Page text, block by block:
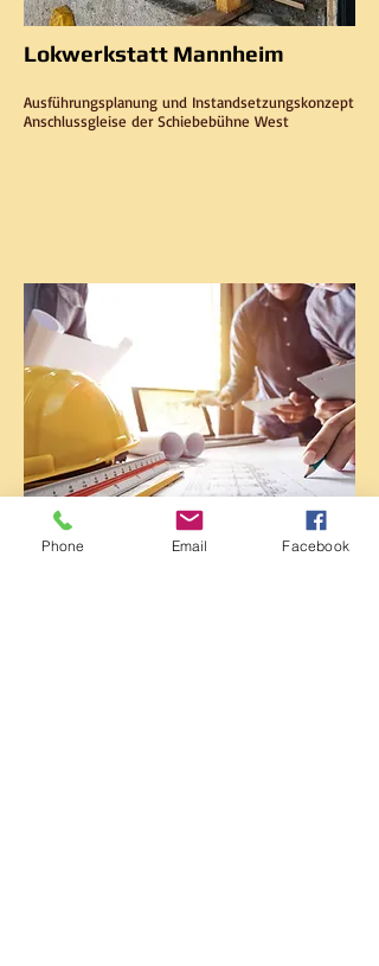
Lokwerkstatt Mannheim
Ausführungsplanung und Instandsetzungskonzept
Anschlussgleise der Schiebebühne West
Phone Email Facebook